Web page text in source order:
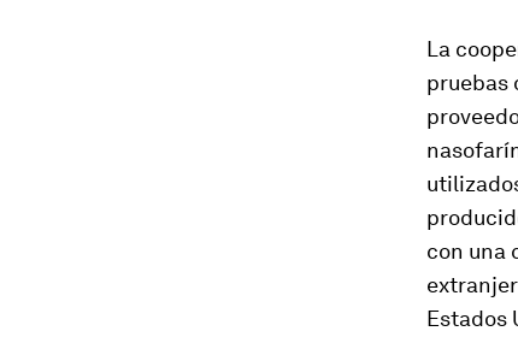
La
pruebas
con una
Estados